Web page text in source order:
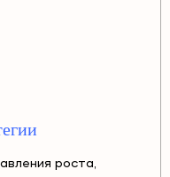
роста,